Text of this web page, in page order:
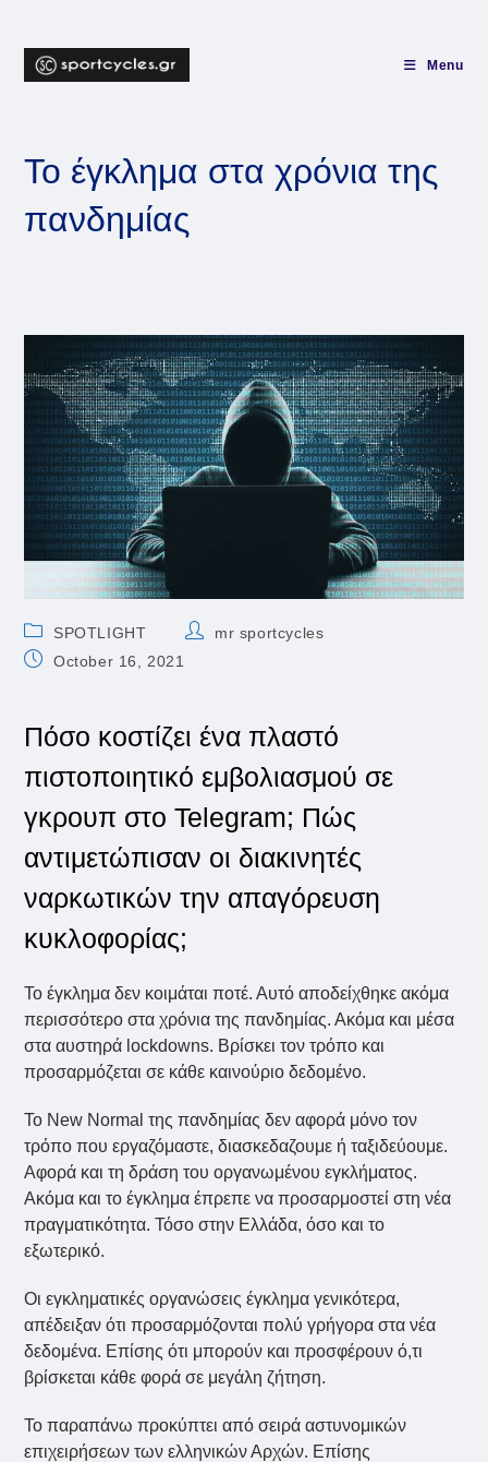
content
Menu
Το έγκλημα στα χρόνια της
πανδημίας
Post
category:
SPOTLIGHT
Postmr sportcycles
PostOctober 16, 2021
Πόσο κοστίζει ένα πλαστό
πιστοποιητικό εμβολιασμού σε
γκρουπ στο Telegram; Πώς
αντιμετώπισαν οι διακινητές
ναρκωτικών την απαγόρευση
κυκλοφορίας;
Το έγκλημα δεν κοιμάται ποτέ. Αυτό αποδείχθηκε ακόμα
περισσότερο στα χρόνια της πανδημίας. Ακόμα και μέσα
στα αυστηρά lockdowns. Βρίσκει τον τρόπο και
προσαρμόζεται σε κάθε καινούριο δεδομένο.
Το New Normal της πανδημίας δεν αφορά μόνο τον
τρόπο που εργαζόμαστε, διασκεδαζουμε ή ταξιδεύουμε.
Αφορά και τη δράση του οργανωμένου εγκλήματος.
Ακόμα και το έγκλημα έπρεπε να προσαρμοστεί στη νέα
πραγματικότητα. Τόσο στην Ελλάδα, όσο και το
εξωτερικό.
Oι εγκληματικές οργανώσεις έγκλημα γενικότερα,
απέδειξαν ότι προσαρμόζονται πολύ γρήγορα στα νέα
δεδομένα. Επίσης ότι μπορούν και προσφέρουν ό,τι
βρίσκεται κάθε φορά σε μεγάλη ζήτηση.
Το παραπάνω προκύπτει από σειρά αστυνομικών
επιχειρήσεων των ελληνικών Αρχών. Επίσης